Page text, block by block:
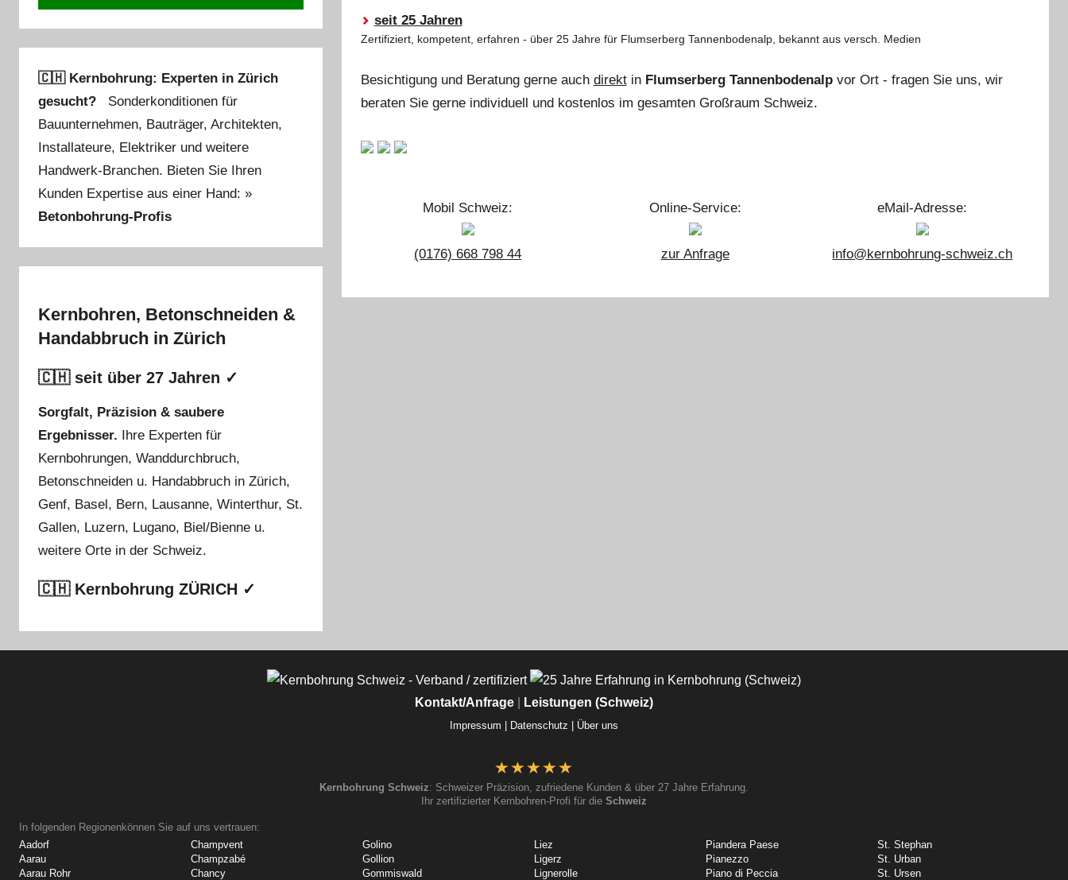
seit 25 Jahren
Zertifiziert, kompetent, erfahren - über 25 Jahre für Flumserberg Tannenbodenalp, bekannt aus versch. Medien
Besichtigung und Beratung gerne auch direktin Flumserberg Tannenbodenalpvor Ort - fragen Sie uns, wir
beraten Sie gerne individuell und kostenlos im gesamten Großraum Schweiz.
Mobil Schweiz:
(0176) 668 798 44
Online-Service:
zur Anfrage
eMail-Adresse:
info@kernbohrung-schweiz.ch
🇨🇭 Kernbohrung: Experten in Zürich
gesucht? Sonderkonditionen für
Bauunternehmen, Bauträger, Architekten,
Installateure, Elektriker und weitere
Handwerk-Branchen. Bieten Sie Ihren
Kunden Expertise aus einer Hand: »
Betonbohrung-Profis
Kernbohren, Betonschneiden &
Handabbruch in Zürich
🇨🇭 seit über 27 Jahren ✓
Sorgfalt, Präzision & saubere
Ergebnisser. Ihre Experten für
Kernbohrungen, Wanddurchbruch,
Betonschneiden u. Handabbruch in Zürich,
Genf, Basel, Bern, Lausanne, Winterthur, St.
Gallen, Luzern, Lugano, Biel/Bienne u.
weitere Orte in der Schweiz.
🇨🇭 Kernbohrung ZÜRICH ✓
Kontakt/Anfrage Leistungen (Schweiz)
Impressum | Datenschutz | Über uns
Kernbohrung Schweiz: Schweizer Präzision, zufriedene Kunden & über 27 Jahre Erfahrung.
Ihr zertifizierter Kernbohren-Profi für die Schweiz
In folgenden Regionenkönnen Sie auf uns vertrauen:
Aadorf
Aarau
Aarau Rohr
Champvent
Champzabé
Chancy
Golino
Gollion
Gommiswald
Liez
Ligerz
Lignerolle
Piandera Paese
Pianezzo
Piano di Peccia
St. Stephan
St. Urban
St. Ursen